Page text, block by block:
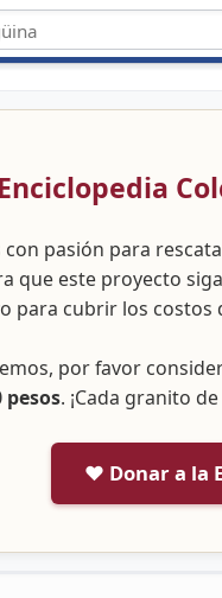
con pasión para
que este proyecto
para cubrir los
por favor
pesos. ¡Cada granito
❤️ Donar a la